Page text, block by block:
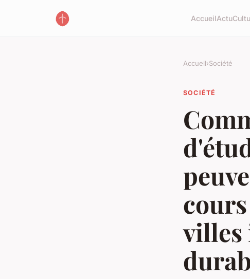
AccueilActu
Accueil›Société
SOCIÉTÉ
villes